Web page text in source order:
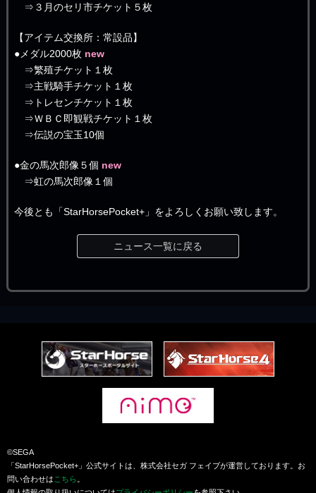
⇒３月のセリ市チケット５枚
【アイテム交換所：常設品】
●メダル2000枚 new
⇒繁殖チケット１枚
⇒主戦騎手チケット１枚
⇒トレセンチケット１枚
⇒ＷＢＣ即観戦チケット１枚
⇒伝説の宝玉10個
●金の馬次郎像５個 new
⇒虹の馬次郎像１個
今後とも「StarHorsePocket+」をよろしくお願い致します。
ニュース一覧に戻る
©SEGA
「StarHorsePocket+」公式サイトは、株式会社セガ フェイブが運営しております。お
問い合わせは こちら 。